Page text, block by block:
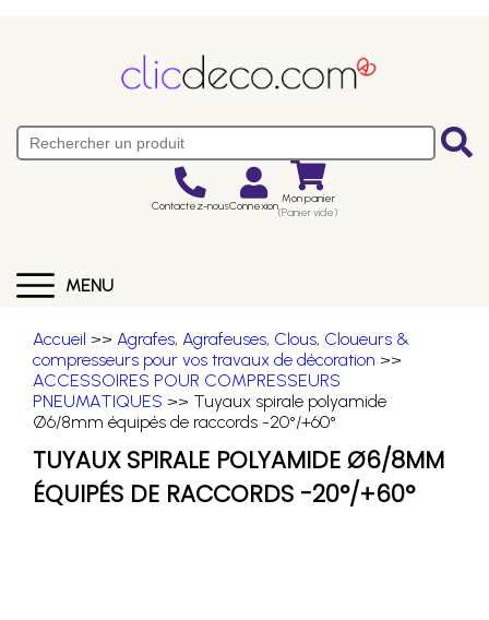
Contactez-nousConnexion Mon panier
(Panier vide)
MENU
Accueil >> Agrafes, Agrafeuses, Clous, Cloueurs &
compresseurs pour vos travaux de décoration >>
ACCESSOIRES POUR COMPRESSEURS
PNEUMATIQUES >> Tuyaux spirale polyamide
Ø6/8mm équipés de raccords -20°/+60°
TUYAUX SPIRALE POLYAMIDE Ø6/8MM
ÉQUIPÉS DE RACCORDS -20°/+60°